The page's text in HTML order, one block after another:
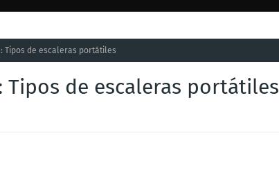
Tipos de escaleras portátiles
de escaleras portátiles